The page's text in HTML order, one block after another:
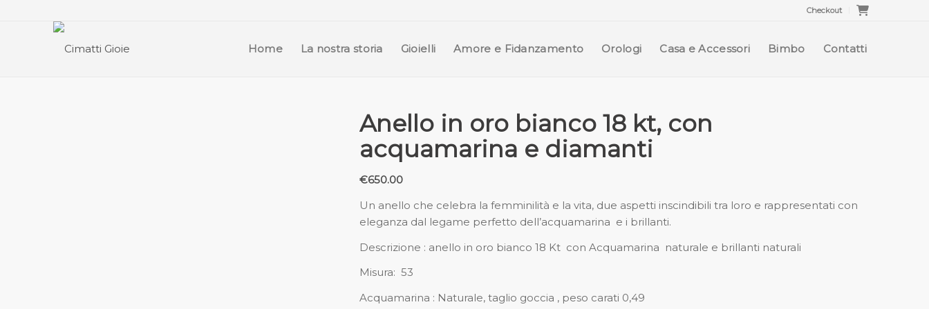
Checkout
Home La nostra storia Gioielli Amore e Fidanzamento Orologi Casa e Accessori Bimbo Contatti
Anello in oro bianco 18 kt, con
acquamarina e diamanti
€650.00
Un anello che celebra la femminilità e la vita, due aspetti inscindibili tra loro e rappresentati con
eleganza dal legame perfetto dell’acquamarina e i brillanti.
Descrizione : anello in oro bianco 18 Kt con Acquamarina naturale e brillanti naturali
Misura: 53
Acquamarina : Naturale, taglio goccia , peso carati 0,49